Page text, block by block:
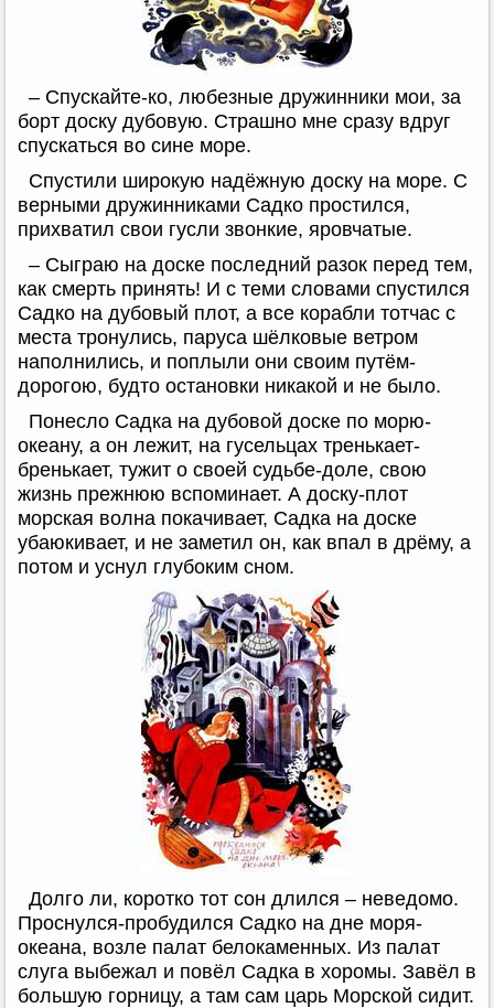
– Спускайте-ко, любезные дружинники мои, за
борт доску дубовую. Страшно мне сразу вдруг
спускаться во сине море.
Спустили широкую надёжную доску на море. С
верными дружинниками Садко простился,
прихватил свои гусли звонкие, яровчатые.
– Сыграю на доске последний разок перед тем,
как смерть принять! И с теми словами спустился
Садко на дубовый плот, а все корабли тотчас с
места тронулись, паруса шёлковые ветром
наполнились, и поплыли они своим путём-
дорогою, будто остановки никакой и не было.
Понесло Садка на дубовой доске по морю-
океану, а он лежит, на гусельцах тренькает-
бренькает, тужит о своей судьбе-доле, свою
жизнь прежнюю вспоминает. А доску-плот
морская волна покачивает, Садка на доске
убаюкивает, и не заметил он, как впал в дрёму, а
потом и уснул глубоким сном.
Долго ли, коротко тот сон длился – неведомо.
Проснулся-пробудился Садко на дне моря-
океана, возле палат белокаменных. Из палат
слуга выбежал и повёл Садка в хоромы. Завёл в
большую горницу, а там сам царь Морской сидит.